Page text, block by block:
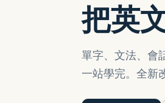
把英
單字、文法、會
一站學完。全新